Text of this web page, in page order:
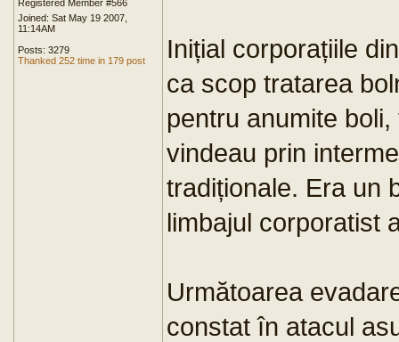
Registered Member #566
Joined: Sat May 19 2007,
11:14AM
Posts: 3279
Thanked 252 time in 179 post
Inițial corporațiile
ca scop tratarea
pentru anumite
vindeau prin
tradiționale. Era un
limbajul corporatist
Următoarea
constat în atacul